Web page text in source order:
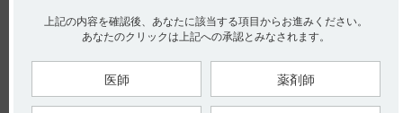
訂（改訂第7版） Ⅱ．名称に関する項目 1．販売名 (3)名称の由
【関連情報】
特にありません。
上記の内容を確認後、あなたに該当する項目からお進みください。
あなたのクリックは上記への承認とみなされます。
医師 薬剤師